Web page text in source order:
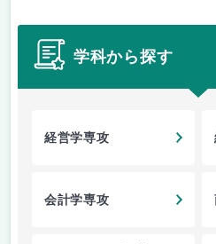
学科から探す
経営学専攻
会計学専攻